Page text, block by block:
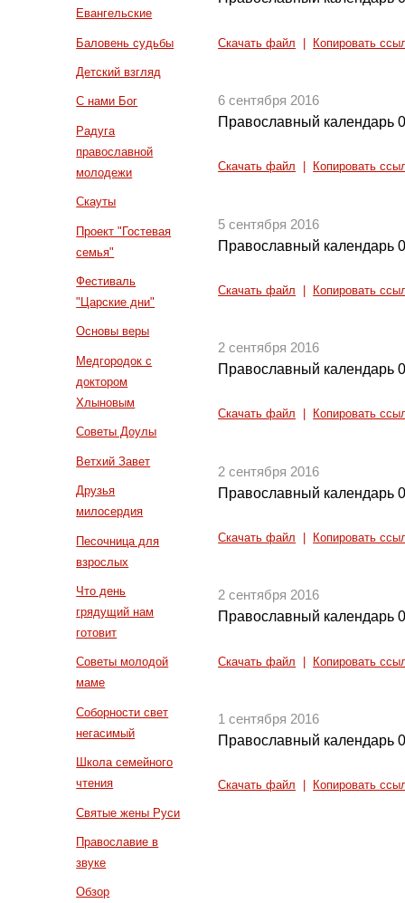
Евангельские
Баловень судьбы
Детский взгляд
С нами Бог
Радуга
православной
молодежи
Скауты
Проект "Гостевая
семья"
Фестиваль
"Царские дни"
Основы веры
Медгородок с
доктором
Хлыновым
Советы Доулы
Ветхий Завет
Друзья
милосердия
Песочница для
взрослых
Что день
грядущий нам
готовит
Советы молодой
маме
Соборности свет
негасимый
Школа семейного
чтения
Святые жены Руси
Православие в
звуке
Обзор
Скачать файл Копировать
6 сентября 2016
Православный календарь
Скачать файл Копировать
5 сентября 2016
Православный календарь
Скачать файл Копировать
2 сентября 2016
Православный календарь
Скачать файл Копировать
2 сентября 2016
Православный календарь
Скачать файл Копировать
2 сентября 2016
Православный календарь
Скачать файл Копировать
1 сентября 2016
Православный календарь
Скачать файл Копировать